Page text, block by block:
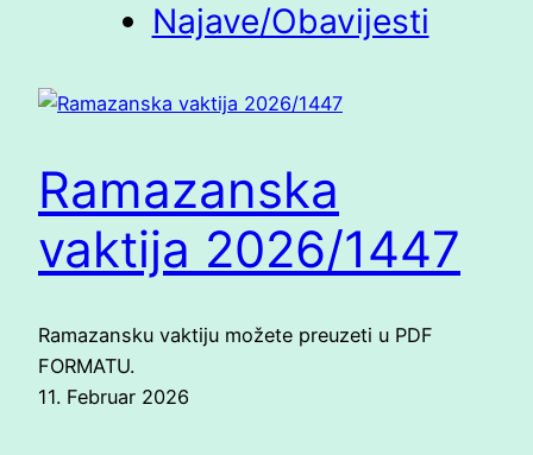
Najave/Obavijesti
Ramazanska
vaktija 2026/1447
Ramazansku vaktiju možete preuzeti u PDF
FORMATU.
11. Februar 2026